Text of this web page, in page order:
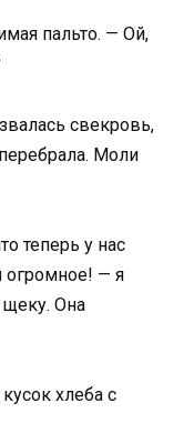
пальто. — Ой,
свекровь,
Моли
теперь у нас
огромное! — я
Она
хлеба с